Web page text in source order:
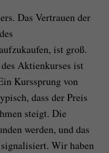
Das Vertrauen der
ist groß.
Aktienkurses ist
Kurssprung von
dass der Preis
steigt. Die
werden, und das
Wir haben